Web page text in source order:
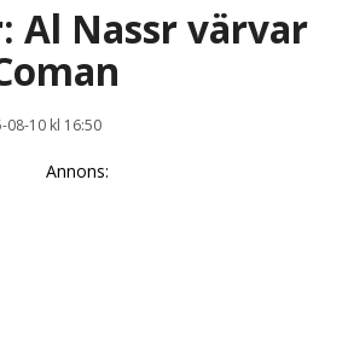
Al Nassr värvar
08-10 kl 16:50
Annons: